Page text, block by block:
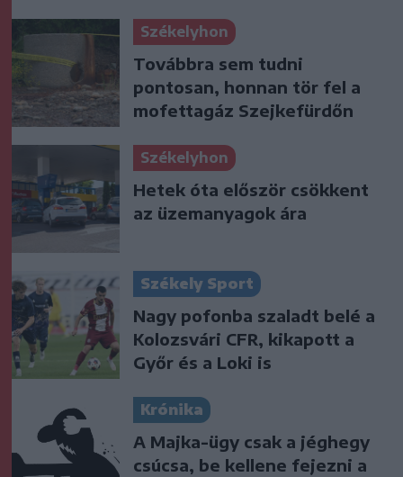
Székelyhon
Továbbra sem tudni
pontosan, honnan tör fel a
mofettagáz Szejkefürdőn
Székelyhon
Hetek óta először csökkent
az üzemanyagok ára
Székely Sport
Nagy pofonba szaladt belé a
Kolozsvári CFR, kikapott a
Győr és a Loki is
Krónika
A Majka-ügy csak a jéghegy
csúcsa, be kellene fejezni a